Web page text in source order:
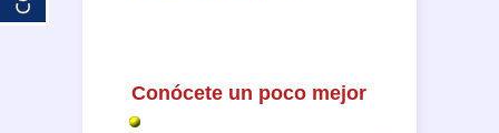
Conócete un poco mejor